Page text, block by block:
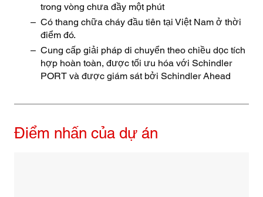
trong vòng chưa đầy một phút
Có thang chữa cháy đầu tiên tại Việt Nam ở thời
điểm đó.
Cung cấp giải pháp di chuyển theo chiều dọc tích
hợp hoàn toàn, được tối ưu hóa với Schindler
PORT và được giám sát bởi Schindler Ahead
Điểm nhấn của dự án